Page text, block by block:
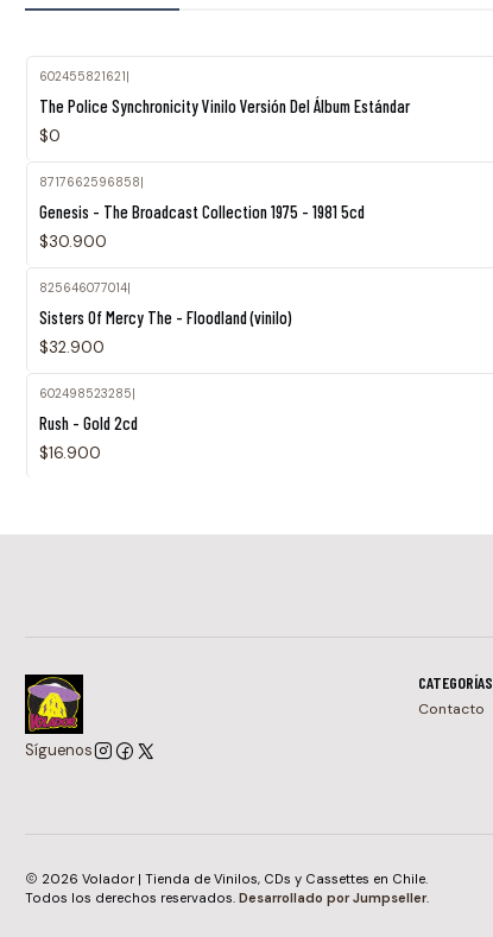
602455821621|
The Police Synchronicity Vinilo Versión Del Álbum Estándar
$0
8717662596858|
Genesis - The Broadcast Collection 1975 - 1981 5cd
$30.900
825646077014|
Sisters Of Mercy The - Floodland (vinilo)
$32.900
602498523285
Rush - Gold 2cd
$16.900
Síguenos
CATEGORÍAS
Contacto
2026 Volador | Tienda de Vinilos, CDs y Cassettes en Chile.
Todos los derechos reservados. Desarrollado por Jumpseller.